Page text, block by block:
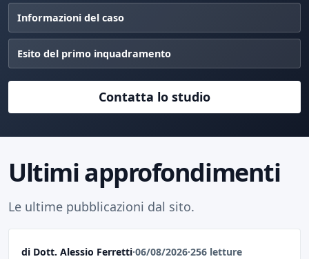
Informazioni del caso
Esito del primo inquadramento
Contatta lo studio
Ultimi approfondimenti
Le ultime pubblicazioni dal sito.
di Dott. Alessio Ferretti·06/08/2026·256 letture